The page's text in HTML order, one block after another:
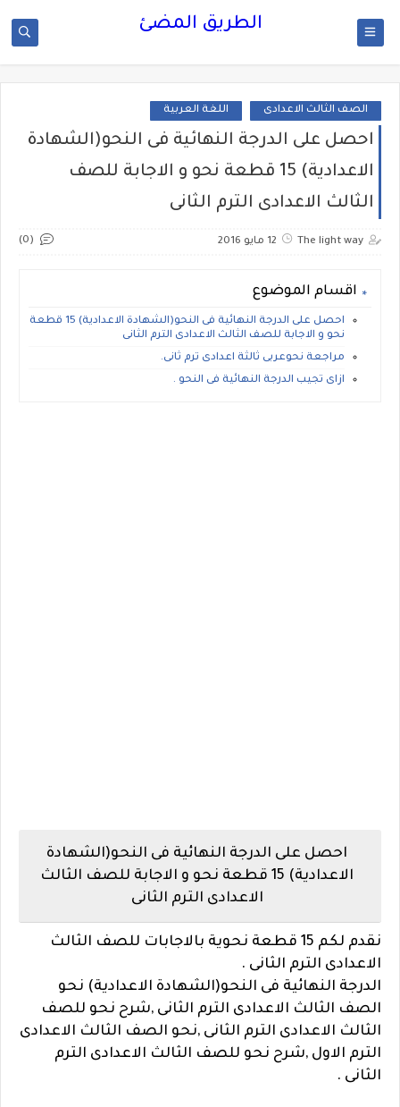
الطريق المضئ
الصف الثالث الاعدادى اللغة العربية
احصل على الدرجة النهائية فى النحو(الشهادة
الاعدادية) 15 قطعة نحو و الاجابة للصف
الثالث الاعدادى الترم الثانى
The light way 12 مايو 2016 (0)
اقسام الموضوع
احصل على الدرجة النهائية فى النحو(الشهادة الاعدادية) 15 قطعة
نحو و الاجابة للصف الثالث الاعدادى الترم الثانى
مراجعة نحوعربى ثالثة اعدادى ترم ثانى.
ازاى تجيب الدرجة النهائية فى النحو .
احصل على الدرجة النهائية فى النحو(الشهادة
الاعدادية) 15 قطعة نحو و الاجابة للصف الثالث
الاعدادى الترم الثانى
نقدم لكم 15 قطعة نحوية بالاجابات للصف الثالث
الاعدادى الترم الثانى .
الدرجة النهائية فى النحو(الشهادة الاعدادية) نحو
الصف الثالث الاعدادى الترم الثانى ,شرح نحو للصف
الثالث الاعدادى الترم الثانى ,نحو الصف الثالث الاعدادى
الترم الاول ,شرح نحو للصف الثالث الاعدادى الترم
الثانى .